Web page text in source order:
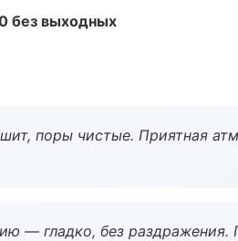
без выходных
поры чистые. Приятная
— гладко, без раздражения.